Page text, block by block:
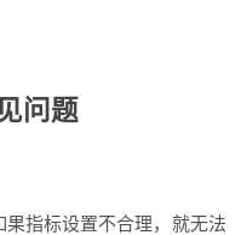
问题
指标设置不合理，就无法